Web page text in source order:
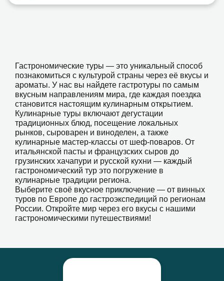
Гастрономические туры — это уникальный способ
познакомиться с культурой страны через её вкусы и
ароматы. У нас вы найдете гастротуры по самым
вкусным направлениям мира, где каждая поездка
становится настоящим кулинарным открытием.
Кулинарные туры включают дегустации
традиционных блюд, посещение локальных
рынков, сыроварен и виноделен, а также
кулинарные мастер-классы от шеф-поваров. От
итальянской пасты и французских сыров до
грузинских хачапури и русской кухни — каждый
гастрономический тур это погружение в
кулинарные традиции региона.
Выберите своё вкусное приключение — от винных
туров по Европе до гастроэкспедиций по регионам
России. Откройте мир через его вкусы с нашими
гастрономическими путешествиями!